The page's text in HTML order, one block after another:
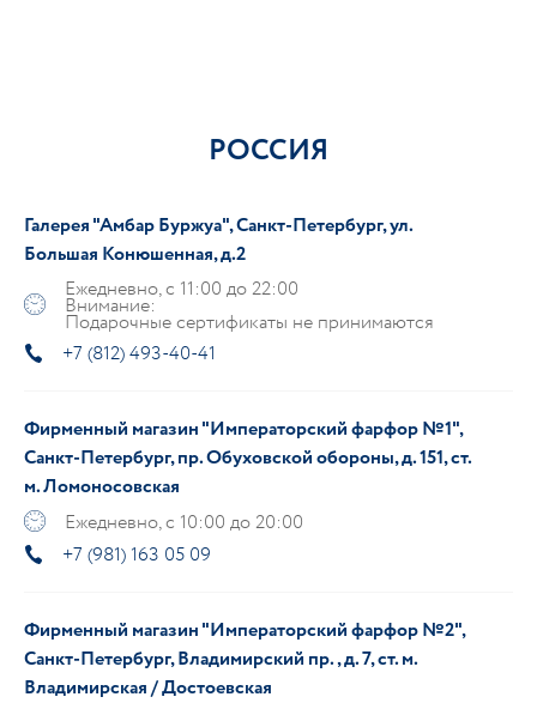
РОССИЯ
Галерея "Амбар Буржуа", Санкт-Петербург, ул.
Большая Конюшенная, д.2
Ежедневно, с 11:00 до 22:00
Внимание:
Подарочные сертификаты не принимаются
+7 (812) 493-40-41
Фирменный магазин "Императорский фарфор №1",
Санкт-Петербург, пр. Обуховской обороны, д. 151, ст.
м. Ломоносовская
Ежедневно, с 10:00 до 20:00
+7 (981) 163 05 09
Фирменный магазин "Императорский фарфор №2",
Санкт-Петербург, Владимирский пр., д. 7, ст. м.
Владимирская / Достоевская